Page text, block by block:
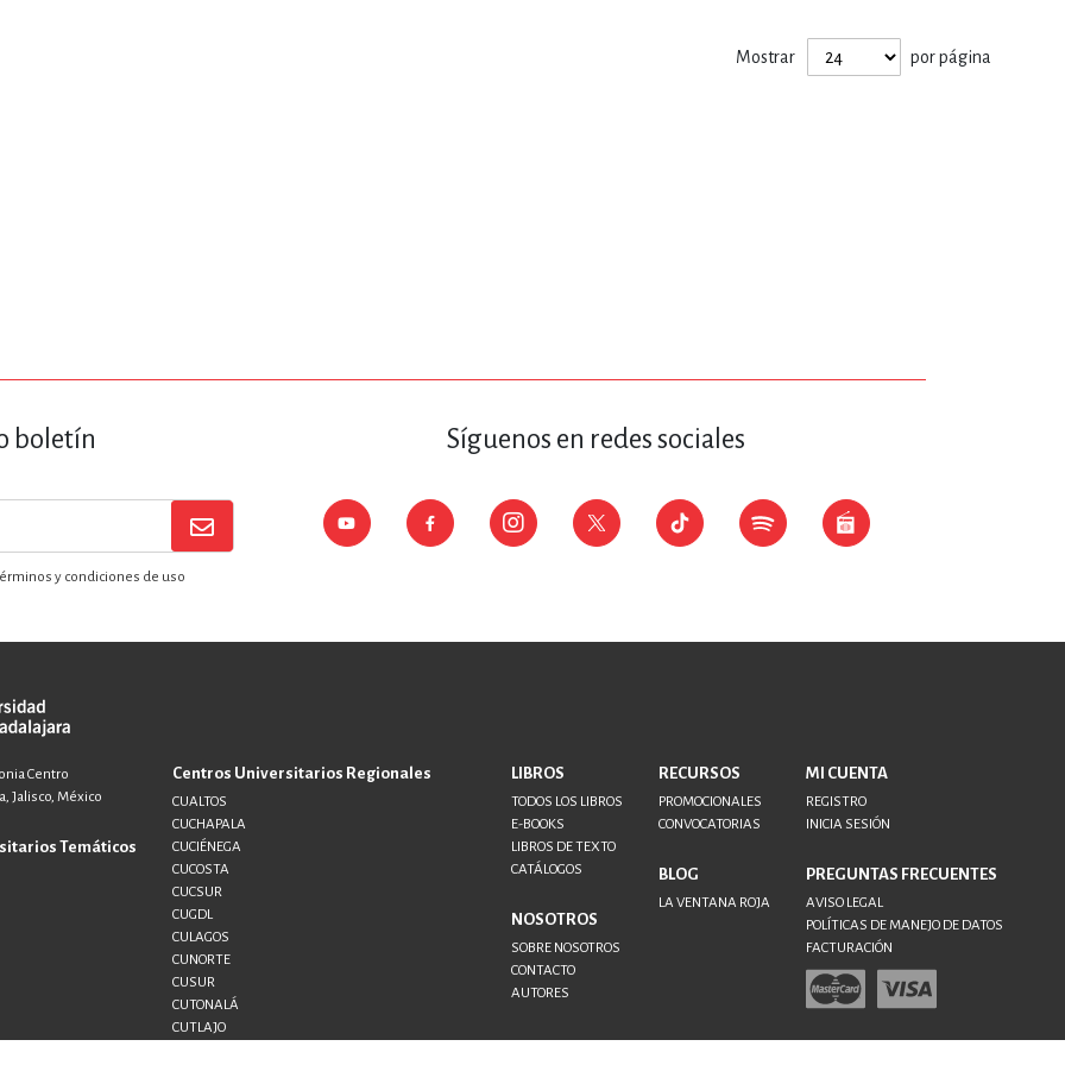
Mostrar por página
boletín
y condiciones de uso
Síguenos en redes sociales
Centro
Jalisco, México
Temáticos
Centros Universitarios Regionales
CUALTOS
CUCHAPALA
CUCIÉNEGA
CUCOSTA
CUCSUR
CUGDL
CULAGOS
CUNORTE
CUSUR
CUTONALÁ
CUTLAJO
LIBROS
TODOS LOS LIBROS
E-BOOKS
LIBROS DE TEXTO
CATÁLOGOS
NOSOTROS
SOBRE NOSOTROS
CONTACTO
AUTORES
RECURSOS
PROMOCIONALES
CONVOCATORIAS
BLOG
LA VENTANA ROJA
MI CUENTA
REGISTRO
INICIA SESIÓN
PREGUNTAS FRECUENTES
AVISO LEGAL
POLÍTICAS DE MANEJO DE DATOS
FACTURACIÓN